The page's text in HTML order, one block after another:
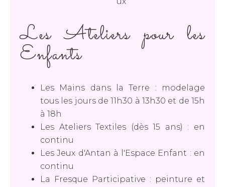
Les Ateliers pour les
Enfants
Les Mains dans la Terre : modelage
tous les jours de 11h30 à 13h30 et de 15h
à 18h
Les Ateliers Textiles (dès 15 ans) : en
continu
Les Jeux d'Antan à l'Espace Enfant : en
continu
La Fresque Participative : peinture et